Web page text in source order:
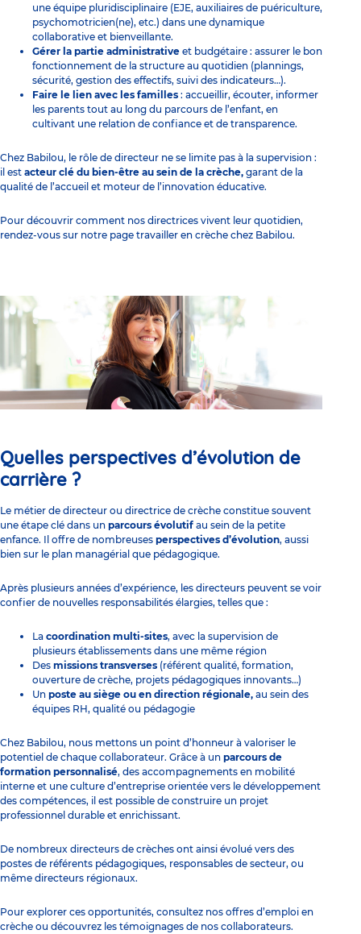
une équipe pluridisciplinaire (EJE, auxiliaires de puériculture,
psychomotricien(ne), etc.) dans une dynamique
collaborative et bienveillante.
Gérer la partie administrative et budgétaire : assurer le bon
fonctionnement de la structure au quotidien (plannings,
sécurité, gestion des effectifs, suivi des indicateurs…).
Faire le lien avec les familles : accueillir, écouter, informer
les parents tout au long du parcours de l’enfant, en
cultivant une relation de confiance et de transparence.
Chez Babilou, le rôle de directeur ne se limite pas à la supervision :
il est acteur clé du bien-être au sein de la crèche, garant de la
qualité de l’accueil et moteur de l’innovation éducative.
Pour découvrir comment nos directrices vivent leur quotidien,
rendez-vous sur notre page travailler en crèche chez Babilou.
Quelles perspectives d’évolution de
carrière ?
Le métier de directeur ou directrice de crèche constitue souvent
une étape clé dans un parcours évolutif au sein de la petite
enfance. Il offre de nombreuses perspectives d’évolution, aussi
bien sur le plan managérial que pédagogique.
Après plusieurs années d’expérience, les directeurs peuvent se voir
confier de nouvelles responsabilités élargies, telles que :
La coordination multi-sites, avec la supervision de
plusieurs établissements dans une même région
Des missions transverses (référent qualité, formation,
ouverture de crèche, projets pédagogiques innovants…)
Un poste au siège ou en direction régionale, au sein des
équipes RH, qualité ou pédagogie
Chez Babilou, nous mettons un point d’honneur à valoriser le
potentiel de chaque collaborateur. Grâce à un parcours de
formation personnalisé, des accompagnements en mobilité
interne et une culture d’entreprise orientée vers le développement
des compétences, il est possible de construire un projet
professionnel durable et enrichissant.
De nombreux directeurs de crèches ont ainsi évolué vers des
postes de référents pédagogiques, responsables de secteur, ou
même directeurs régionaux.
Pour explorer ces opportunités, consultez nos offres d’emploi en
crèche ou découvrez les témoignages de nos collaborateurs.